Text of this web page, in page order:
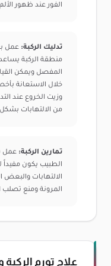
الفور عند ظهور
تدليك الركبة: عمل
منطقة الركبة
المفصل ويمكن
خلال الاستعانة
وزيت الخروع عند
من الالتهابات بشكل
تمارين الركبة: عمل
الطبيب يكون مفيداً
الالتهابات والبعض
المرونة ومنع تصلب
علاج تورم الركبة